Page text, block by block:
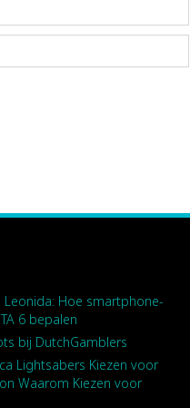
Hoe smartphone-
6 bepalen
bij DutchGamblers
Lightsabers Kiezen voor
Waarom Kiezen voor